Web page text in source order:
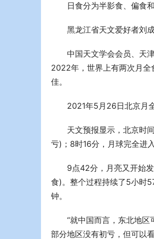
日食分为半影食、偏食
黑龙江省天文爱好者刘
中国天文学会会员、天
2022年，世界上有两次月全
佳。
2021年5月26日北京月
天文预报显示，北京时
亏)；8时16分，月球完全进
9点42分，月亮又开始
食)。整个过程持续了5小时
钟。
“就中国而言，东北地区
部分地区没有初亏，但可以